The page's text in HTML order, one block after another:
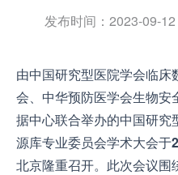
发布时间： 2023-09-12
由中国研究型医院学会临
会、中华预防医学会生物安
据中心联合举办的中国研究
源库专业委员会学术大会于
北京隆重召开。此次会议围